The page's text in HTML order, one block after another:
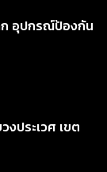
อุปกรณ์ป้องกัน
งประเวศ เขต